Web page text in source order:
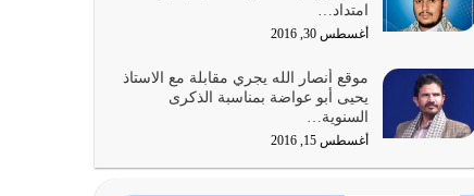
يوليو 30, 2026
والرزق والاستبشار والنجاة والخلود في…
يوليو 29, 2026
امتداد…
أغسطس 30, 2016
موقع أنصار الله يجري مقابلة مع الاستاذ
يحيى أبو عواضة بمناسبة الذكرى
السنوية…
أغسطس 15, 2016